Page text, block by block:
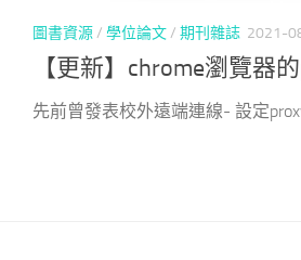
圖書資源/ 學位論文/ 期刊雜誌 2021-
【更新】chrome瀏覽器
先前曾發表校外遠端連線- 設定